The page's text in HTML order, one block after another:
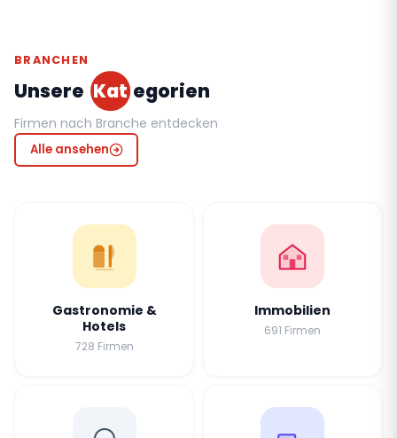
BRANCHEN
Unsere Kat egorien
Firmen nach Branche entdecken
Alle ansehen
Gastronomie &
Hotels
728 Firmen
Immobilien
691 Firmen